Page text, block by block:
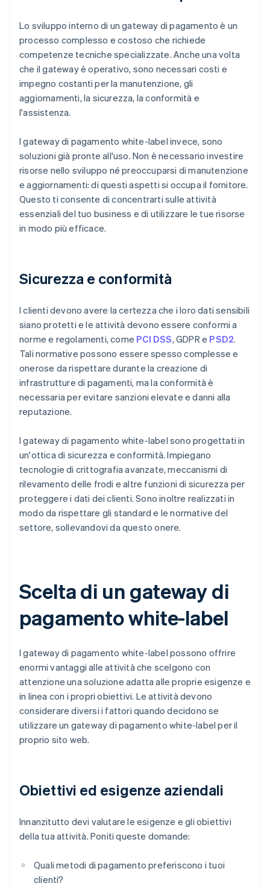
Lo sviluppo interno di un gateway di pagamento è un
processo complesso e costoso che richiede
competenze tecniche specializzate. Anche una volta
che il gateway è operativo, sono necessari costi e
impegno costanti per la manutenzione, gli
aggiornamenti, la sicurezza, la conformità e
l'assistenza.
I gateway di pagamento white-label invece, sono
soluzioni già pronte all'uso. Non è necessario investire
risorse nello sviluppo né preoccuparsi di manutenzione
e aggiornamenti: di questi aspetti si occupa il fornitore.
Questo ti consente di concentrarti sulle attività
essenziali del tuo business e di utilizzare le tue risorse
in modo più efficace.
Sicurezza e conformità
I clienti devono avere la certezza che i loro dati sensibili
siano protetti e le attività devono essere conformi a
norme e regolamenti, come PCI DSS, GDPR e PSD2.
Tali normative possono essere spesso complesse e
onerose da rispettare durante la creazione di
infrastrutture di pagamenti, ma la conformità è
necessaria per evitare sanzioni elevate e danni alla
reputazione.
I gateway di pagamento white-label sono progettati in
un'ottica di sicurezza e conformità. Impiegano
tecnologie di crittografia avanzate, meccanismi di
rilevamento delle frodi e altre funzioni di sicurezza per
proteggere i dati dei clienti. Sono inoltre realizzati in
modo da rispettare gli standard e le normative del
settore, sollevandovi da questo onere.
Scelta di un gateway di
pagamento white-label
I gateway di pagamento white-label possono offrire
enormi vantaggi alle attività che scelgono con
attenzione una soluzione adatta alle proprie esigenze e
in linea con i propri obiettivi. Le attività devono
considerare diversi i fattori quando decidono se
utilizzare un gateway di pagamento white-label per il
proprio sito web.
Obiettivi ed esigenze aziendali
Innanzitutto devi valutare le esigenze e gli obiettivi
della tua attività. Poniti queste domande:
Quali metodi di pagamento preferiscono i tuoi
clienti?